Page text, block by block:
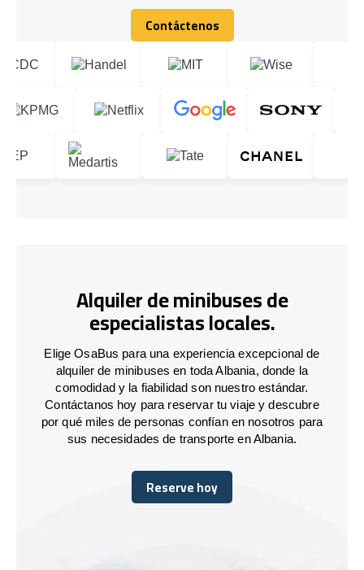
Contáctenos
Contáctenos
Alquiler de minibuses de
especialistas locales.
Elige OsaBus para una experiencia excepcional de
alquiler de minibuses en toda Albania, donde la
comodidad y la fiabilidad son nuestro estándar.
Contáctanos hoy para reservar tu viaje y descubre
por qué miles de personas confían en nosotros para
sus necesidades de transporte en Albania.
Reserve hoy
Reserve hoy